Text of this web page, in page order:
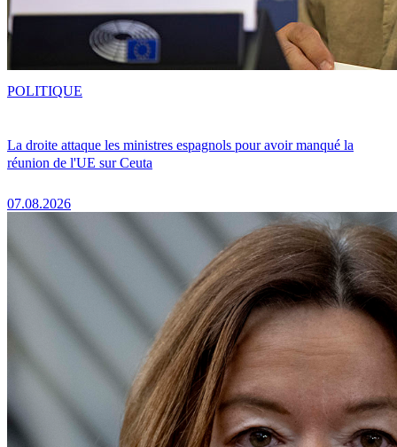
La droite attaque les ministres espagnols pour avoir manqué la
réunion de l'UE sur Ceuta
07.08.2026
POLITIQUE